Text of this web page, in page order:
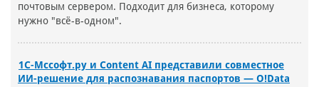
почтовым сервером. Подходит для бизнеса, которому
нужно "всё-в-одном".
1С-Мссофт.ру и Content AI представили совместное
ИИ-решение для распознавания паспортов — O!Data